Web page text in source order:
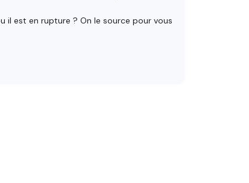
il est en rupture ? On le source pour vous